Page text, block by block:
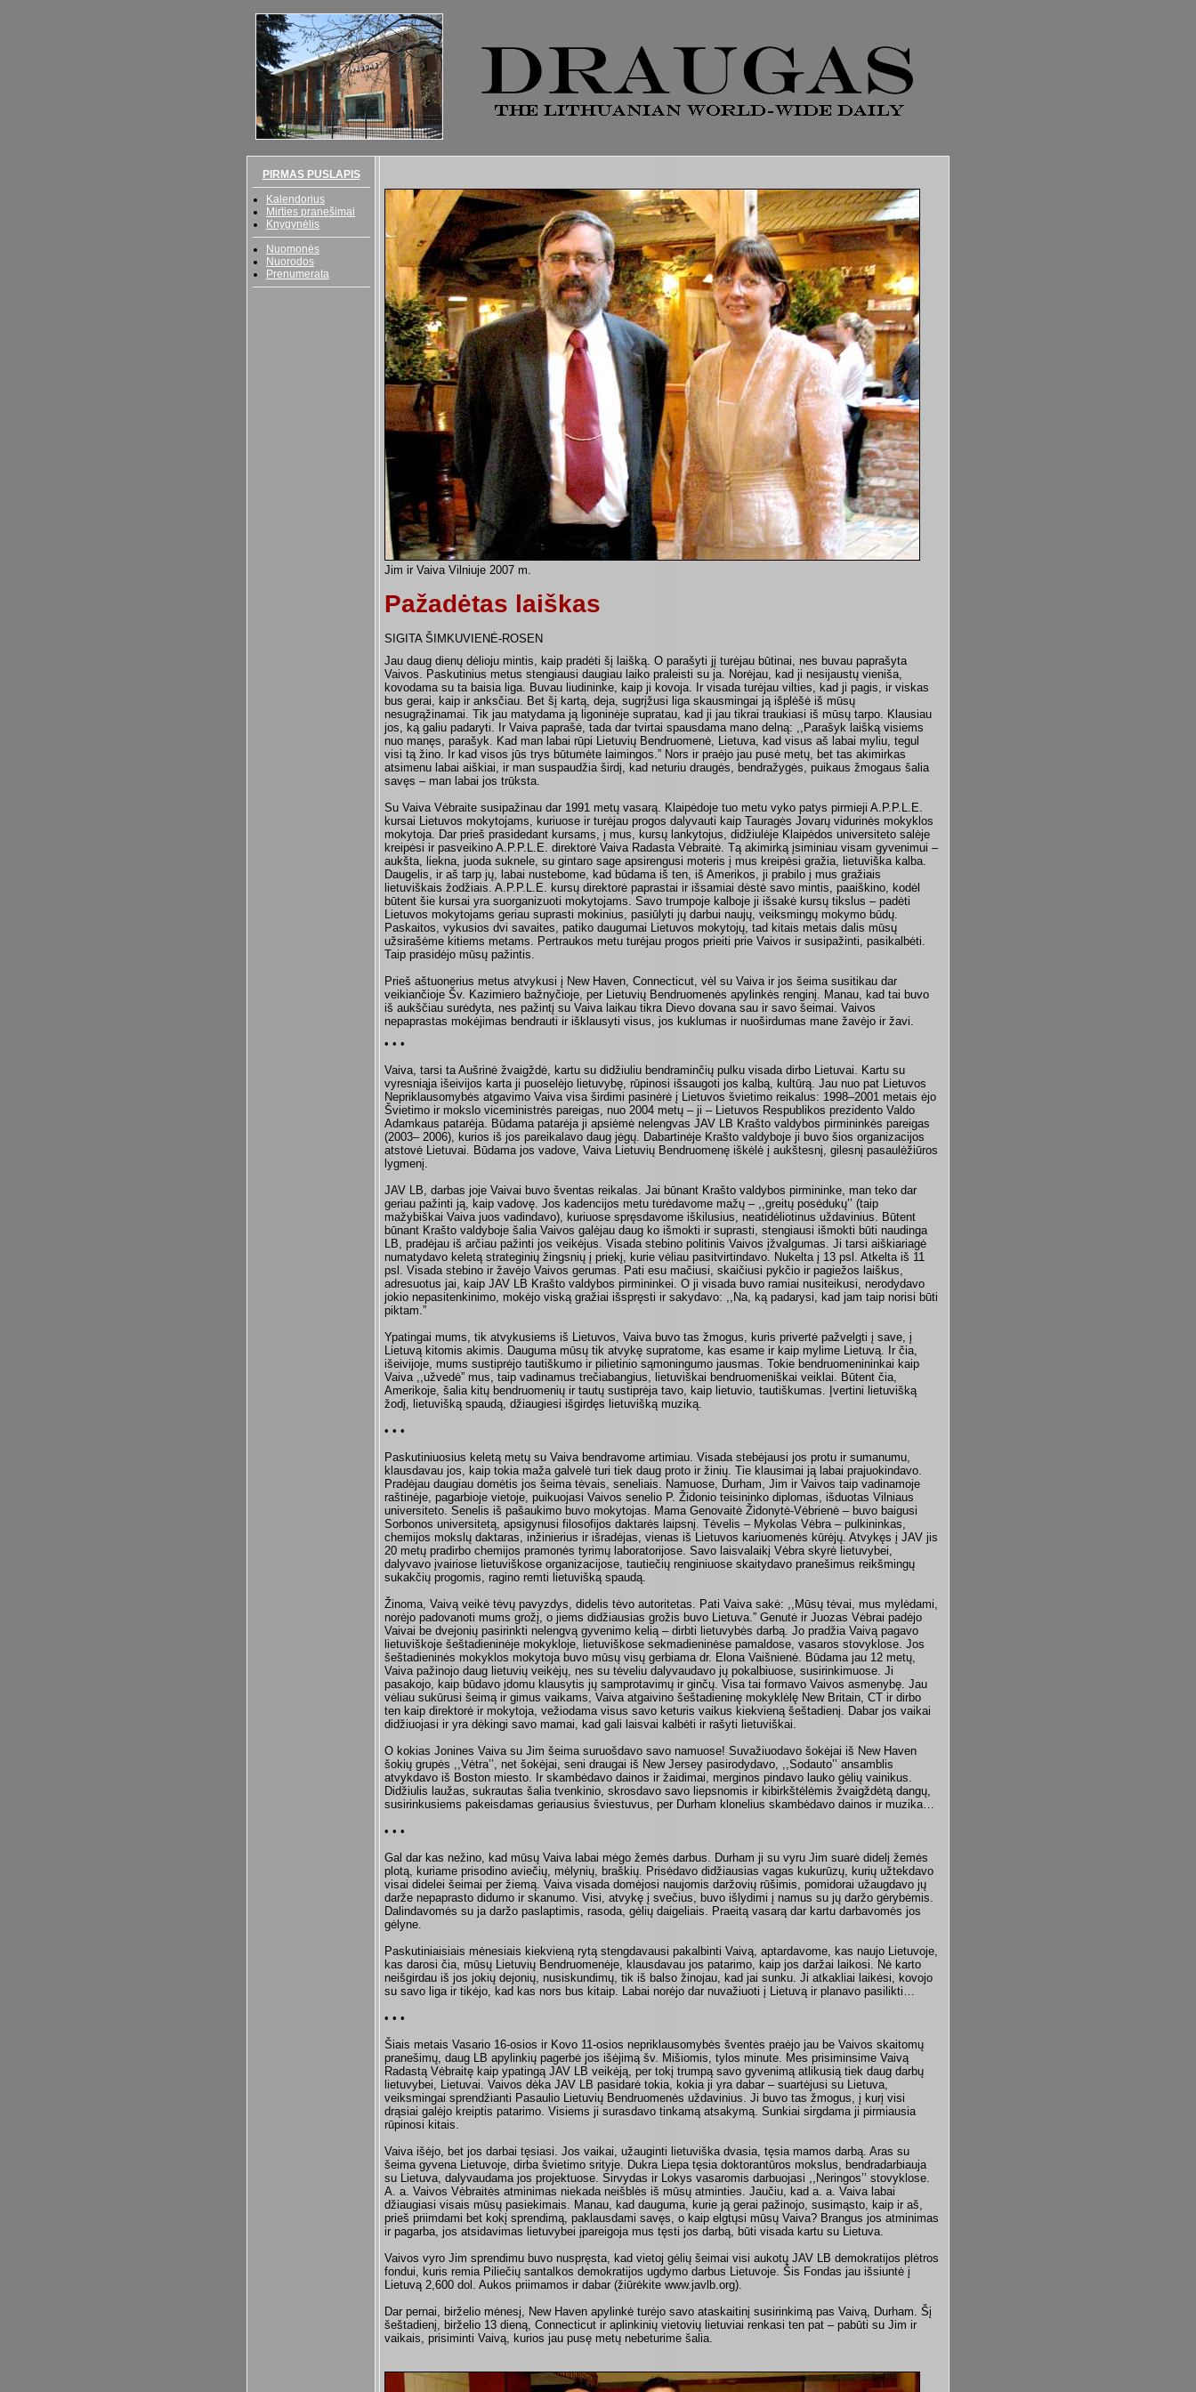
PIRMAS PUSLAPIS
Kalendorius
Mirties pranešimai
Knygynėlis
Nuomonės
Nuorodos
Prenumerata
Jim ir Vaiva Vilniuje 2007 m.
Pažadėtas laiškas
SIGITA ŠIMKUVIENĖ-ROSEN
Jau daug dienų dėlioju mintis, kaip pradėti šį laišką. O parašyti jį turėjau būtinai, nes buvau paprašyta
Vaivos. Paskutinius metus stengiausi daugiau laiko praleisti su ja. Norėjau, kad ji nesijaustų vieniša,
kovodama su ta baisia liga. Buvau liudininke, kaip ji kovoja. Ir visada turėjau vilties, kad ji pagis, ir viskas
bus gerai, kaip ir anksčiau. Bet šį kartą, deja, sugrįžusi liga skausmingai ją išplėšė iš mūsų
nesugrąžinamai. Tik jau matydama ją ligoninėje supratau, kad ji jau tikrai traukiasi iš mūsų tarpo. Klausiau
jos, ką galiu padaryti. Ir Vaiva paprašė, tada dar tvirtai spausdama mano delną: ,,Parašyk laišką visiems
nuo manęs, parašyk. Kad man labai rūpi Lietuvių Bendruomenė, Lietuva, kad visus aš labai myliu, tegul
visi tą žino. Ir kad visos jūs trys būtumėte laimingos.” Nors ir praėjo jau pusė metų, bet tas akimirkas
atsimenu labai aiškiai, ir man suspaudžia širdį, kad neturiu draugės, bendražygės, puikaus žmogaus šalia
savęs – man labai jos trūksta.
Su Vaiva Vėbraite susipažinau dar 1991 metų vasarą. Klaipėdoje tuo metu vyko patys pirmieji A.P.P.L.E.
kursai Lietuvos mokytojams, kuriuose ir turėjau progos dalyvauti kaip Tauragės Jovarų vidurinės mokyklos
mokytoja. Dar prieš prasidedant kursams, į mus, kursų lankytojus, didžiulėje Klaipėdos universiteto salėje
kreipėsi ir pasveikino A.P.P.L.E. direktorė Vaiva Radasta Vėbraitė. Tą akimirką įsiminiau visam gyvenimui –
aukšta, liekna, juoda suknele, su gintaro sage apsirengusi moteris į mus kreipėsi gražia, lietuviška kalba.
Daugelis, ir aš tarp jų, labai nustebome, kad būdama iš ten, iš Amerikos, ji prabilo į mus gražiais
lietuviškais žodžiais. A.P.P.L.E. kursų direktorė paprastai ir išsamiai dėstė savo mintis, paaiškino, kodėl
būtent šie kursai yra suorganizuoti mokytojams. Savo trumpoje kalboje ji išsakė kursų tikslus – padėti
Lietuvos mokytojams geriau suprasti mokinius, pasiūlyti jų darbui naujų, veiksmingų mokymo būdų.
Paskaitos, vykusios dvi savaites, patiko daugumai Lietuvos mokytojų, tad kitais metais dalis mūsų
užsirašėme kitiems metams. Pertraukos metu turėjau progos prieiti prie Vaivos ir susipažinti, pasikalbėti.
Taip prasidėjo mūsų pažintis.
Prieš aštuonerius metus atvykusi į New Haven, Connecticut, vėl su Vaiva ir jos šeima susitikau dar
veikiančioje Šv. Kazimiero bažnyčioje, per Lietuvių Bendruomenės apylinkės renginį. Manau, kad tai buvo
iš aukščiau surėdyta, nes pažintį su Vaiva laikau tikra Dievo dovana sau ir savo šeimai. Vaivos
nepaprastas mokėjimas bendrauti ir išklausyti visus, jos kuklumas ir nuoširdumas mane žavėjo ir žavi.
• • •
Vaiva, tarsi ta Aušrinė žvaigždė, kartu su didžiuliu bendraminčių pulku visada dirbo Lietuvai. Kartu su
vyresniąja išeivijos karta ji puoselėjo lietuvybę, rūpinosi išsaugoti jos kalbą, kultūrą. Jau nuo pat Lietuvos
Nepriklausomybės atgavimo Vaiva visa širdimi pasinėrė į Lietuvos švietimo reikalus: 1998–2001 metais ėjo
Švietimo ir mokslo viceministrės pareigas, nuo 2004 metų – ji – Lietuvos Respublikos prezidento Valdo
Adamkaus patarėja. Būdama patarėja ji apsiėmė nelengvas JAV LB Krašto valdybos pirmininkės pareigas
(2003– 2006), kurios iš jos pareikalavo daug jėgų. Dabartinėje Krašto valdyboje ji buvo šios organizacijos
atstovė Lietuvai. Būdama jos vadove, Vaiva Lietuvių Bendruomenę iškėlė į aukštesnį, gilesnį pasaulėžiūros
lygmenį.
JAV LB, darbas joje Vaivai buvo šventas reikalas. Jai būnant Krašto valdybos pirmininke, man teko dar
geriau pažinti ją, kaip vadovę. Jos kadencijos metu turėdavome mažų – ,,greitų posėdukų’’ (taip
mažybiškai Vaiva juos vadindavo), kuriuose spręsdavome iškilusius, neatidėliotinus uždavinius. Būtent
būnant Krašto valdyboje šalia Vaivos galėjau daug ko išmokti ir suprasti, stengiausi išmokti būti naudinga
LB, pradėjau iš arčiau pažinti jos veikėjus. Visada stebino politinis Vaivos įžvalgumas. Ji tarsi aiškiariagė
numatydavo keletą strateginių žingsnių į priekį, kurie vėliau pasitvirtindavo. Nukelta į 13 psl. Atkelta iš 11
psl. Visada stebino ir žavėjo Vaivos gerumas. Pati esu mačiusi, skaičiusi pykčio ir pagiežos laiškus,
adresuotus jai, kaip JAV LB Krašto valdybos pirmininkei. O ji visada buvo ramiai nusiteikusi, nerodydavo
jokio nepasitenkinimo, mokėjo viską gražiai išspręsti ir sakydavo: ,,Na, ką padarysi, kad jam taip norisi būti
piktam.”
Ypatingai mums, tik atvykusiems iš Lietuvos, Vaiva buvo tas žmogus, kuris privertė pažvelgti į save, į
Lietuvą kitomis akimis. Dauguma mūsų tik atvykę supratome, kas esame ir kaip mylime Lietuvą. Ir čia,
išeivijoje, mums sustiprėjo tautiškumo ir pilietinio sąmoningumo jausmas. Tokie bendruomenininkai kaip
Vaiva ,,užvedė” mus, taip vadinamus trečiabangius, lietuviškai bendruomeniškai veiklai. Būtent čia,
Amerikoje, šalia kitų bendruomenių ir tautų sustiprėja tavo, kaip lietuvio, tautiškumas. Įvertini lietuvišką
žodį, lietuvišką spaudą, džiaugiesi išgirdęs lietuvišką muziką.
• • •
Paskutiniuosius keletą metų su Vaiva bendravome artimiau. Visada stebėjausi jos protu ir sumanumu,
klausdavau jos, kaip tokia maža galvelė turi tiek daug proto ir žinių. Tie klausimai ją labai prajuokindavo.
Pradėjau daugiau domėtis jos šeima tėvais, seneliais. Namuose, Durham, Jim ir Vaivos taip vadinamoje
raštinėje, pagarbioje vietoje, puikuojasi Vaivos senelio P. Židonio teisininko diplomas, išduotas Vilniaus
universiteto. Senelis iš pašaukimo buvo mokytojas. Mama Genovaitė Židonytė-Vėbrienė – buvo baigusi
Sorbonos universitetą, apsigynusi filosofijos daktarės laipsnį. Tėvelis – Mykolas Vėbra – pulkininkas,
chemijos mokslų daktaras, inžinierius ir išradėjas, vienas iš Lietuvos kariuomenės kūrėjų. Atvykęs į JAV jis
20 metų pradirbo chemijos pramonės tyrimų laboratorijose. Savo laisvalaikį Vėbra skyrė lietuvybei,
dalyvavo įvairiose lietuviškose organizacijose, tautiečių renginiuose skaitydavo pranešimus reikšmingų
sukakčių progomis, ragino remti lietuvišką spaudą.
Žinoma, Vaivą veikė tėvų pavyzdys, didelis tėvo autoritetas. Pati Vaiva sakė: ,,Mūsų tėvai, mus mylėdami,
norėjo padovanoti mums grožį, o jiems didžiausias grožis buvo Lietuva.” Genutė ir Juozas Vėbrai padėjo
Vaivai be dvejonių pasirinkti nelengvą gyvenimo kelią – dirbti lietuvybės darbą. Jo pradžia Vaivą pagavo
lietuviškoje šeštadieninėje mokykloje, lietuviškose sekmadieninėse pamaldose, vasaros stovyklose. Jos
šeštadieninės mokyklos mokytoja buvo mūsų visų gerbiama dr. Elona Vaišnienė. Būdama jau 12 metų,
Vaiva pažinojo daug lietuvių veikėjų, nes su tėveliu dalyvaudavo jų pokalbiuose, susirinkimuose. Ji
pasakojo, kaip būdavo įdomu klausytis jų samprotavimų ir ginčų. Visa tai formavo Vaivos asmenybę. Jau
vėliau sukūrusi šeimą ir gimus vaikams, Vaiva atgaivino šeštadieninę mokyklėlę New Britain, CT ir dirbo
ten kaip direktorė ir mokytoja, vežiodama visus savo keturis vaikus kiekvieną šeštadienį. Dabar jos vaikai
didžiuojasi ir yra dėkingi savo mamai, kad gali laisvai kalbėti ir rašyti lietuviškai.
O kokias Jonines Vaiva su Jim šeima suruošdavo savo namuose! Suvažiuodavo šokėjai iš New Haven
šokių grupės ,,Vėtra’’, net šokėjai, seni draugai iš New Jersey pasirodydavo, ,,Sodauto’’ ansamblis
atvykdavo iš Boston miesto. Ir skambėdavo dainos ir žaidimai, merginos pindavo lauko gėlių vainikus.
Didžiulis laužas, sukrautas šalia tvenkinio, skrosdavo savo liepsnomis ir kibirkštėlėmis žvaigždėtą dangų,
susirinkusiems pakeisdamas geriausius šviestuvus, per Durham klonelius skambėdavo dainos ir muzika…
• • •
Gal dar kas nežino, kad mūsų Vaiva labai mėgo žemės darbus. Durham ji su vyru Jim suarė didelį žemės
plotą, kuriame prisodino aviečių, mėlynių, braškių. Prisėdavo didžiausias vagas kukurūzų, kurių užtekdavo
visai didelei šeimai per žiemą. Vaiva visada domėjosi naujomis daržovių rūšimis, pomidorai užaugdavo jų
darže nepaprasto didumo ir skanumo. Visi, atvykę į svečius, buvo išlydimi į namus su jų daržo gėrybėmis.
Dalindavomės su ja daržo paslaptimis, rasoda, gėlių daigeliais. Praeitą vasarą dar kartu darbavomės jos
gėlyne.
Paskutiniaisiais mėnesiais kiekvieną rytą stengdavausi pakalbinti Vaivą, aptardavome, kas naujo Lietuvoje,
kas darosi čia, mūsų Lietuvių Bendruomenėje, klausdavau jos patarimo, kaip jos daržai laikosi. Nė karto
neišgirdau iš jos jokių dejonių, nusiskundimų, tik iš balso žinojau, kad jai sunku. Ji atkakliai laikėsi, kovojo
su savo liga ir tikėjo, kad kas nors bus kitaip. Labai norėjo dar nuvažiuoti į Lietuvą ir planavo pasilikti…
• • •
Šiais metais Vasario 16-osios ir Kovo 11-osios nepriklausomybės šventės praėjo jau be Vaivos skaitomų
pranešimų, daug LB apylinkių pagerbė jos išėjimą šv. Mišiomis, tylos minute. Mes prisiminsime Vaivą
Radastą Vėbraitę kaip ypatingą JAV LB veikėją, per tokį trumpą savo gyvenimą atlikusią tiek daug darbų
lietuvybei, Lietuvai. Vaivos dėka JAV LB pasidarė tokia, kokia ji yra dabar – suartėjusi su Lietuva,
veiksmingai sprendžianti Pasaulio Lietuvių Bendruomenės uždavinius. Ji buvo tas žmogus, į kurį visi
drąsiai galėjo kreiptis patarimo. Visiems ji surasdavo tinkamą atsakymą. Sunkiai sirgdama ji pirmiausia
rūpinosi kitais.
Vaiva išėjo, bet jos darbai tęsiasi. Jos vaikai, užauginti lietuviška dvasia, tęsia mamos darbą. Aras su
šeima gyvena Lietuvoje, dirba švietimo srityje. Dukra Liepa tęsia doktorantūros mokslus, bendradarbiauja
su Lietuva, dalyvaudama jos projektuose. Sirvydas ir Lokys vasaromis darbuojasi ,,Neringos’’ stovyklose.
A. a. Vaivos Vėbraitės atminimas niekada neišblės iš mūsų atminties. Jaučiu, kad a. a. Vaiva labai
džiaugiasi visais mūsų pasiekimais. Manau, kad dauguma, kurie ją gerai pažinojo, susimąsto, kaip ir aš,
prieš priimdami bet kokį sprendimą, paklausdami savęs, o kaip elgtųsi mūsų Vaiva? Brangus jos atminimas
ir pagarba, jos atsidavimas lietuvybei įpareigoja mus tęsti jos darbą, būti visada kartu su Lietuva.
Vaivos vyro Jim sprendimu buvo nuspręsta, kad vietoj gėlių šeimai visi aukotų JAV LB demokratijos plėtros
fondui, kuris remia Piliečių santalkos demokratijos ugdymo darbus Lietuvoje. Šis Fondas jau išsiuntė į
Lietuvą 2,600 dol. Aukos priimamos ir dabar (žiūrėkite www.javlb.org).
Dar pernai, birželio mėnesį, New Haven apylinkė turėjo savo ataskaitinį susirinkimą pas Vaivą, Durham. Šį
šeštadienį, birželio 13 dieną, Connecticut ir aplinkinių vietovių lietuviai renkasi ten pat – pabūti su Jim ir
vaikais, prisiminti Vaivą, kurios jau pusę metų nebeturime šalia.